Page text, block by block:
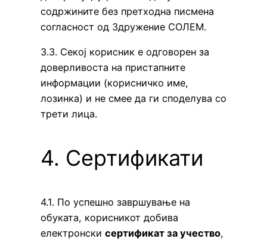
содржините без претходна писмена
согласност од Здружение СОЛЕМ.
3.3. Секој корисник е одговорен за
доверливоста на пристапните
информации (корисничко име,
лозинка) и не смее да ги споделува со
трети лица.
4. Сертификати
4.1. По успешно завршување на
обуката, корисникот добива
електронски сертификат за учество,